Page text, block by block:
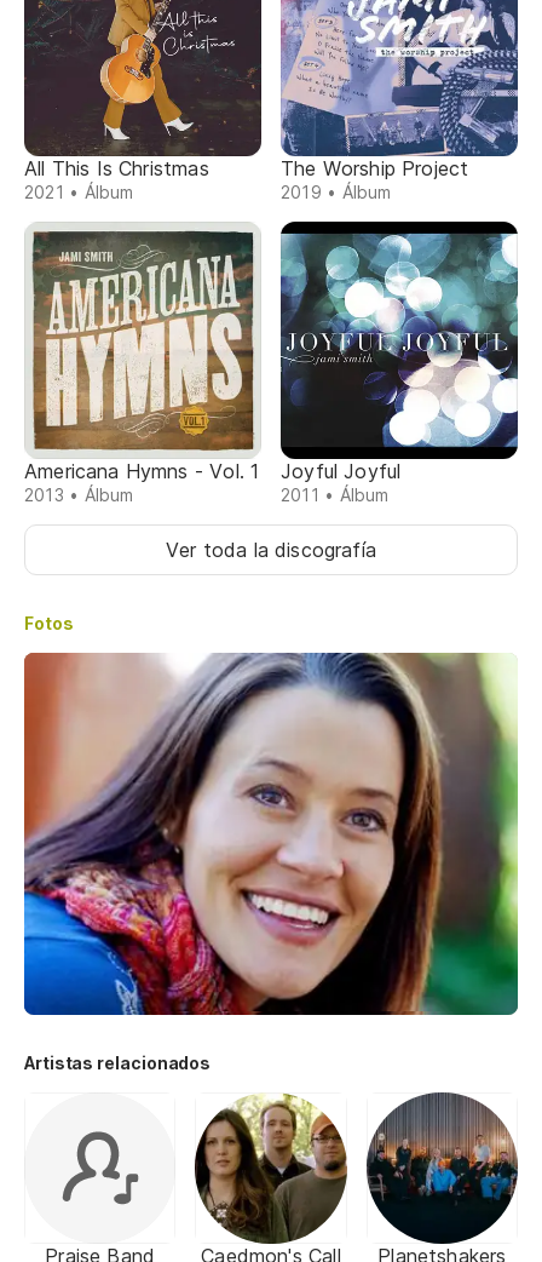
All This Is Christmas
2021 • Álbum
The Worship Project
2019 • Álbum
Americana Hymns - Vol. 1
2013 • Álbum
Joyful Joyful
2011 • Álbum
Ver toda la discografía
Fotos
Artistas relacionados
Praise Band Caedmon's Call Planetshakers